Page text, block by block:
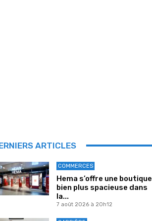
ARTICLES
COMMERCES
Hema s’offre une boutique
bien plus spacieuse dans
la...
7 août 2026 à 20h12